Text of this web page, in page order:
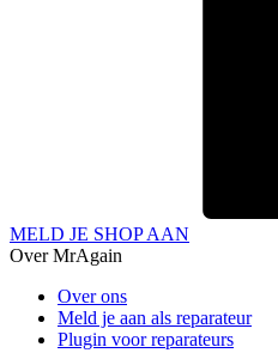
MELD JE SHOP AAN
Over MrAgain
Over ons
Meld je aan als reparateur
Plugin voor reparateurs